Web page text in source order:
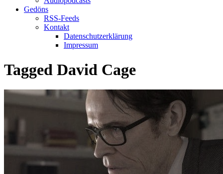
Gedöns
RSS-Feeds
Kontakt
Datenschutzerklärung
Impressum
Tagged David Cage